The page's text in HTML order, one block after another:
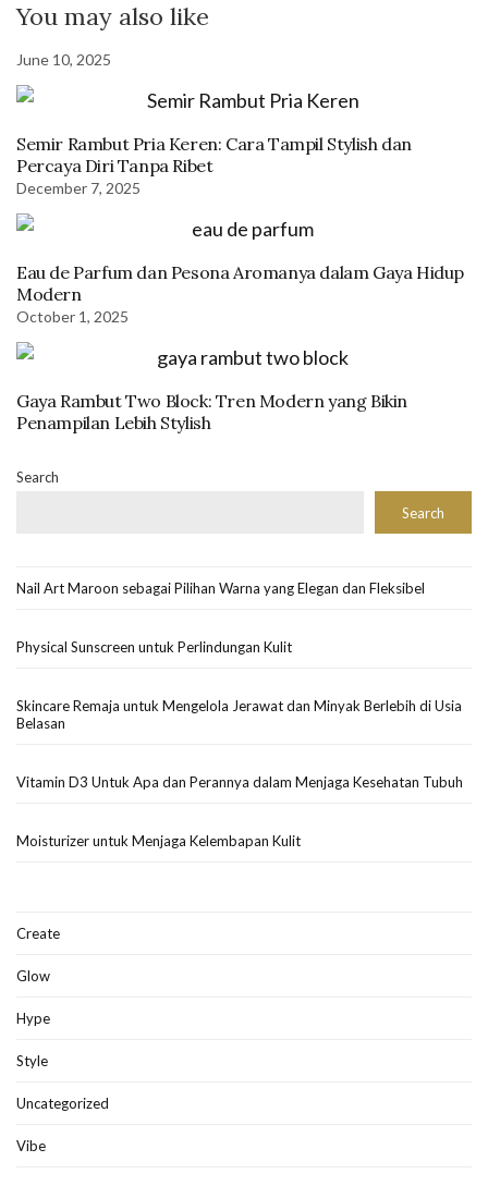
You may also like
June 10, 2025
Semir Rambut Pria Keren: Cara Tampil Stylish dan
Percaya Diri Tanpa Ribet
December 7, 2025
Eau de Parfum dan Pesona Aromanya dalam Gaya Hidup
Modern
October 1, 2025
Gaya Rambut Two Block: Tren Modern yang Bikin
Penampilan Lebih Stylish
Search
Search
Nail Art Maroon sebagai Pilihan Warna yang Elegan dan Fleksibel
Physical Sunscreen untuk Perlindungan Kulit
Skincare Remaja untuk Mengelola Jerawat dan Minyak Berlebih di Usia
Belasan
Vitamin D3 Untuk Apa dan Perannya dalam Menjaga Kesehatan Tubuh
Moisturizer untuk Menjaga Kelembapan Kulit
Create
Glow
Hype
Style
Uncategorized
Vibe